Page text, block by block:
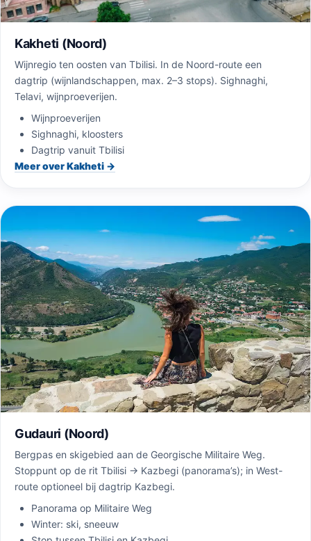
Kakheti (Noord)
Wijnregio ten oosten van Tbilisi. In de Noord-route een
dagtrip (wijnlandschappen, max. 2–3 stops). Sighnaghi,
Telavi, wijnproeverijen.
Wijnproeverijen
Sighnaghi, kloosters
Dagtrip vanuit Tbilisi
Meer over Kakheti →
Gudauri (Noord)
Bergpas en skigebied aan de Georgische Militaire Weg.
Stoppunt op de rit Tbilisi → Kazbegi (panorama’s); in West-
route optioneel bij dagtrip Kazbegi.
Panorama op Militaire Weg
Winter: ski, sneeuw